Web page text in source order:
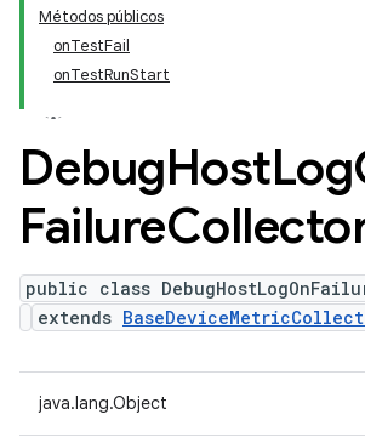
Métodos públicos
onTestFail
onTestRunStart
DebugHostLog
Failure
public class
extends
java.lang.Object